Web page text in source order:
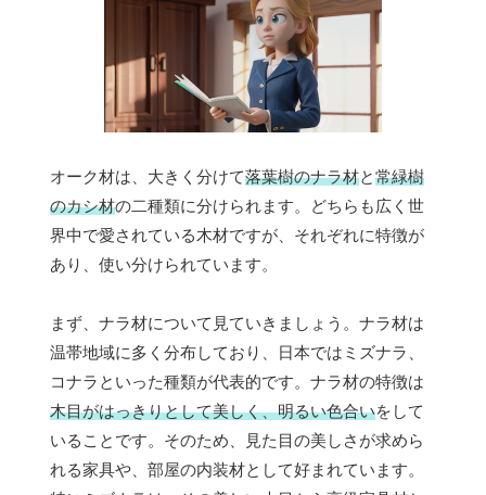
オーク材は、大きく分けて落葉樹のナラ材と常緑樹
のカシ材の二種類に分けられます。どちらも広く世
界中で愛されている木材ですが、それぞれに特徴が
あり、使い分けられています。
まず、ナラ材について見ていきましょう。ナラ材は
温帯地域に多く分布しており、日本ではミズナラ、
コナラといった種類が代表的です。ナラ材の特徴は
木目がはっきりとして美しく、明るい色合いをして
いることです。そのため、見た目の美しさが求めら
れる家具や、部屋の内装材として好まれています。